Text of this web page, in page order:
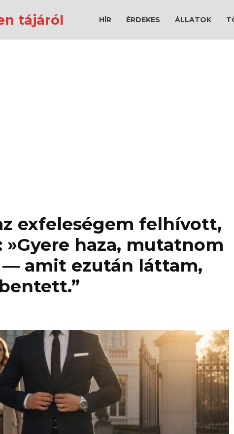
tájáról HÍR ÉRDEKES ÁLLATOK
exfeleségem felhívott,
»Gyere haza, mutatnom
amit ezután láttam,